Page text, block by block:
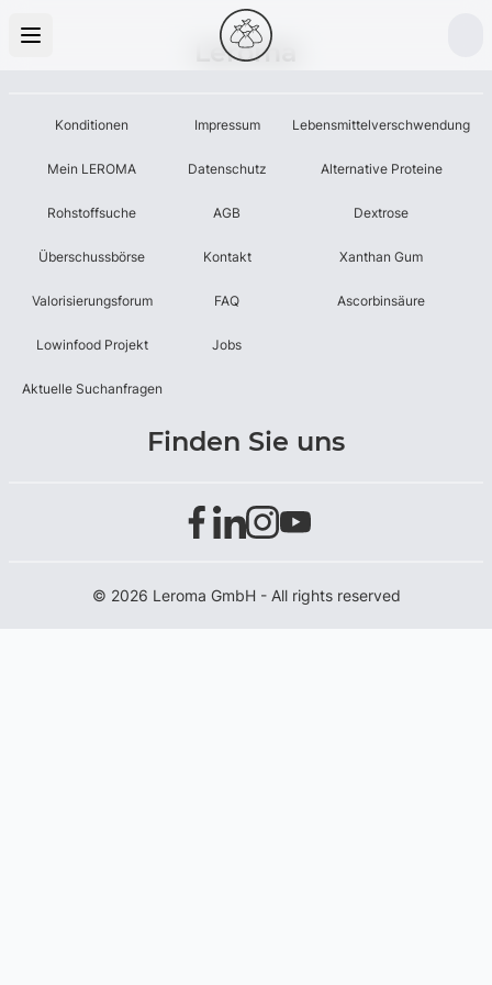
Leroma
Konditionen
Mein LEROMA
Rohstoffsuche
Überschussbörse
Valorisierungsforum
Lowinfood Projekt
Aktuelle Suchanfragen
Impressum
Datenschutz
AGB
Kontakt
FAQ
Jobs
Lebensmittelverschwendung
Alternative Proteine
Dextrose
Xanthan Gum
Ascorbinsäure
Finden Sie uns
© 2026 Leroma GmbH - All rights reserved